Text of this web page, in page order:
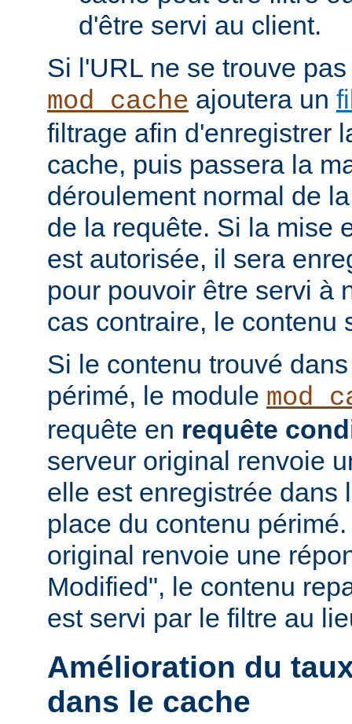
d'être servi au client.
Si l'URL ne se trouve
mod_cache ajoutera un
filtrage afin d'enregistrer
cache, puis passera la
déroulement normal de
de la requête. Si la mise
est autorisée, il sera
pour pouvoir être servi à
cas contraire, le contenu
Si le contenu trouvé
périmé, le module
requête en requête
serveur original renvoie
elle est enregistrée dans
place du contenu
original renvoie une
Modified", le contenu
est servi par le filtre au
Amélioration du
dans le cache